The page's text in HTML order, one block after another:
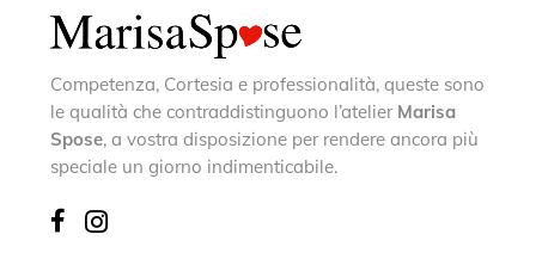
Competenza, Cortesia e professionalità, queste sono
le qualità che contraddistinguono l’atelier Marisa
Spose, a vostra disposizione per rendere ancora più
speciale un giorno indimenticabile.